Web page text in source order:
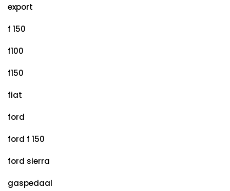
export
f 150
f100
f150
fiat
ford
ford f 150
ford sierra
gaspedaal